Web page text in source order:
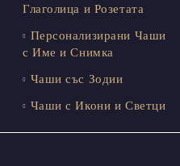
Глаголица и Розетата
Персонализирани Чаши
с Име и Снимка
Чаши със Зодии
Чаши с Икони и Светци